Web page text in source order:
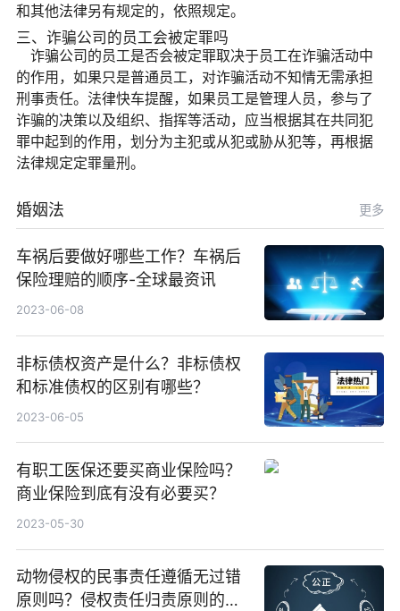
和其他法律另有规定的，依照规定。
三、诈骗公司的员工会被定罪吗
诈骗公司的员工是否会被定罪取决于员工在诈骗活动中
的作用，如果只是普通员工，对诈骗活动不知情无需承担
刑事责任。法律快车提醒，如果员工是管理人员，参与了
诈骗的决策以及组织、指挥等活动，应当根据其在共同犯
罪中起到的作用，划分为主犯或从犯或胁从犯等，再根据
法律规定定罪量刑。
婚姻法 更多
车祸后要做好哪些工作？车祸后
保险理赔的顺序-全球最资讯
2023-06-08
非标债权资产是什么？非标债权
和标准债权的区别有哪些？
2023-06-05
有职工医保还要买商业保险吗？
商业保险到底有没有必要买？
2023-05-30
动物侵权的民事责任遵循无过错
原则吗？侵权责任归责原则的分